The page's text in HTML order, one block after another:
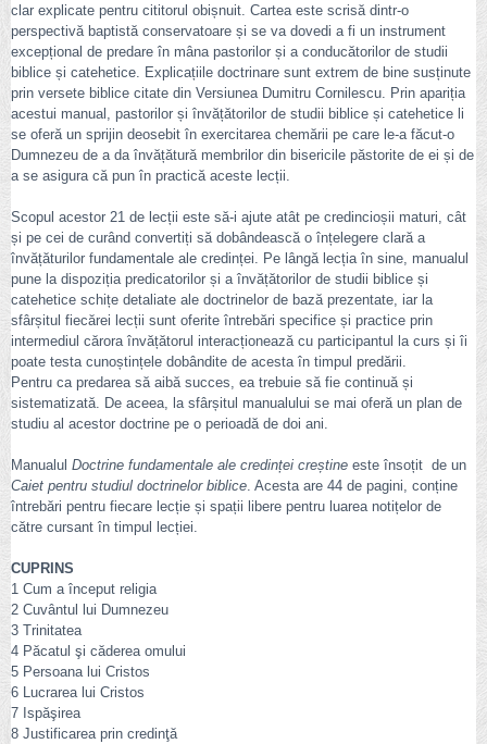
clar explicate pentru cititorul obișnuit. Cartea este scrisă dintr-o
perspectivă baptistă conservatoare și se va dovedi a fi un instrument
excepțional de predare în mâna pastorilor și a conducătorilor de studii
biblice și catehetice. Explicațiile doctrinare sunt extrem de bine susținute
prin versete biblice citate din Versiunea Dumitru Cornilescu. Prin apariția
acestui manual, pastorilor și învățătorilor de studii biblice și catehetice li
se oferă un sprijin deosebit în exercitarea chemării pe care le-a făcut-o
Dumnezeu de a da învățătură membrilor din bisericile păstorite de ei și de
a se asigura că pun în practică aceste lecții.
Scopul acestor 21 de lecții este să-i ajute atât pe credincioșii maturi, cât
și pe cei de curând convertiți să dobândească o înțelegere clară a
învățăturilor fundamentale ale credinței. Pe lângă lecția în sine, manualul
pune la dispoziția predicatorilor și a învățătorilor de studii biblice și
catehetice schițe detaliate ale doctrinelor de bază prezentate, iar la
sfârșitul fiecărei lecții sunt oferite întrebări specifice și practice prin
intermediul cărora învățătorul interacționează cu participantul la curs și îi
poate testa cunoștințele dobândite de acesta în timpul predării.
Pentru ca predarea să aibă succes, ea trebuie să fie continuă și
sistematizată. De aceea, la sfârșitul manualului se mai oferă un plan de
studiu al acestor doctrine pe o perioadă de doi ani.
Manualul Doctrine fundamentale ale credinței creștine este însoțit de un
Caiet pentru studiul doctrinelor biblice. Acesta are 44 de pagini, conține
întrebări pentru fiecare lecție și spații libere pentru luarea notițelor de
către cursant în timpul lecției.
CUPRINS
1 Cum a început religia
2 Cuvântul lui Dumnezeu
3 Trinitatea
4 Păcatul şi căderea omului
5 Persoana lui Cristos
6 Lucrarea lui Cristos
7 Ispăşirea
8 Justificarea prin credinţă